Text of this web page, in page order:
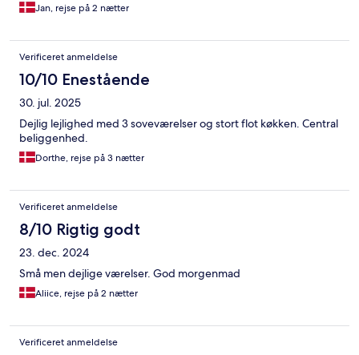
Jan, rejse på 2 nætter
Verificeret anmeldelse
10/10 Enestående
30. jul. 2025
Dejlig lejlighed med 3 soveværelser og stort flot køkken. Central
beliggenhed.
Dorthe, rejse på 3 nætter
Verificeret anmeldelse
8/10 Rigtig godt
23. dec. 2024
Små men dejlige værelser. God morgenmad
Aliice, rejse på 2 nætter
Verificeret anmeldelse